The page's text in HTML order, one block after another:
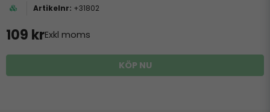
+31802
109 krExkl moms
KÖP NU